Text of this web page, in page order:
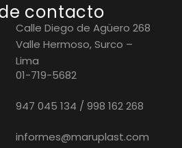
contacto
Calle Diego de Agüero 268
Valle Hermoso, Surco –
Lima
01-719-5682
947 045 134 /998 162 268
informes@maruplast.com